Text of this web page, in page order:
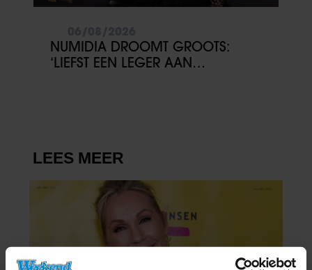
NUMIDIA DROOMT GROOTS:
‘LIEFST EEN LEGER AAN